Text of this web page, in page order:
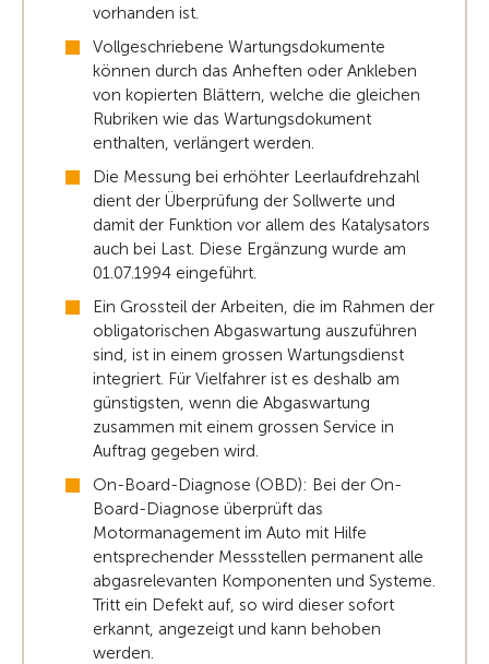
vorhanden ist.
Vollgeschriebene Wartungsdokumente
können durch das Anheften oder Ankleben
von kopierten Blättern, welche die gleichen
Rubriken wie das Wartungsdokument
enthalten, verlängert werden.
Die Messung bei erhöhter Leerlaufdrehzahl
dient der Überprüfung der Sollwerte und
damit der Funktion vor allem des Katalysators
auch bei Last. Diese Ergänzung wurde am
01.07.1994 eingeführt.
Ein Grossteil der Arbeiten, die im Rahmen der
obligatorischen Abgaswartung auszuführen
sind, ist in einem grossen Wartungsdienst
integriert. Für Vielfahrer ist es deshalb am
günstigsten, wenn die Abgaswartung
zusammen mit einem grossen Service in
Auftrag gegeben wird.
On-Board-Diagnose (OBD): Bei der On-
Board-Diagnose überprüft das
Motormanagement im Auto mit Hilfe
entsprechender Messstellen permanent alle
abgasrelevanten Komponenten und Systeme.
Tritt ein Defekt auf, so wird dieser sofort
erkannt, angezeigt und kann behoben
werden.